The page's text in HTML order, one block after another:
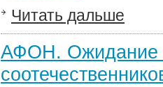
Читать дальше
АФОН. Ожидание